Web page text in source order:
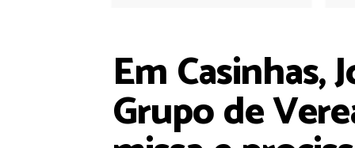
Em Casinhas,
Grupo de